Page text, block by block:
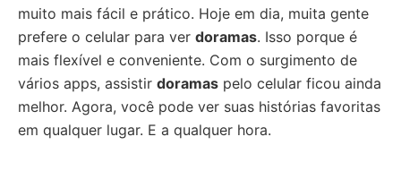
muito mais fácil e prático. Hoje em dia, muita gente
prefere o celular para ver doramas. Isso porque é
mais flexível e conveniente. Com o surgimento de
vários apps, assistir doramas pelo celular ficou ainda
melhor. Agora, você pode ver suas histórias favoritas
em qualquer lugar. E a qualquer hora.